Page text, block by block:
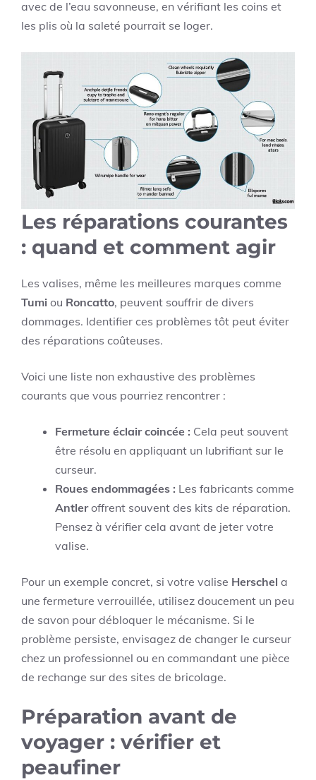
avec de l’eau savonneuse, en vérifiant les coins et
les plis où la saleté pourrait se loger.
Les réparations courantes
: quand et comment agir
Les valises, même les meilleures marques comme
Tumi ou Roncatto, peuvent souffrir de divers
dommages. Identifier ces problèmes tôt peut éviter
des réparations coûteuses.
Voici une liste non exhaustive des problèmes
courants que vous pourriez rencontrer :
Fermeture éclair coincée : Cela peut souvent
être résolu en appliquant un lubrifiant sur le
curseur.
Roues endommagées : Les fabricants comme
Antleroffrent souvent des kits de réparation.
Pensez à vérifier cela avant de jeter votre
valise.
Pour un exemple concret, si votre valise Herschel a
une fermeture verrouillée, utilisez doucement un peu
de savon pour débloquer le mécanisme. Si le
problème persiste, envisagez de changer le curseur
chez un professionnel ou en commandant une pièce
de rechange sur des sites de bricolage.
Préparation avant de
voyager : vérifier et
peaufiner